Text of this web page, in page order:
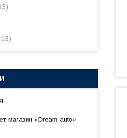
13
магазин «Dream-auto»